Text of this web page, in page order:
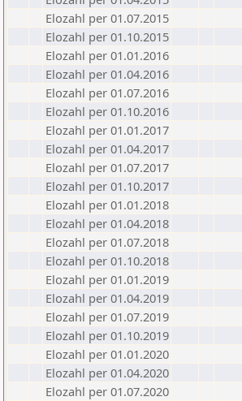
Elozahl per 01.07.2015
Elozahl per 01.10.2015
Elozahl per 01.01.2016
Elozahl per 01.04.2016
Elozahl per 01.07.2016
Elozahl per 01.10.2016
Elozahl per 01.01.2017
Elozahl per 01.04.2017
Elozahl per 01.07.2017
Elozahl per 01.10.2017
Elozahl per 01.01.2018
Elozahl per 01.04.2018
Elozahl per 01.07.2018
Elozahl per 01.10.2018
Elozahl per 01.01.2019
Elozahl per 01.04.2019
Elozahl per 01.07.2019
Elozahl per 01.10.2019
Elozahl per 01.01.2020
Elozahl per 01.04.2020
Elozahl per 01.07.2020